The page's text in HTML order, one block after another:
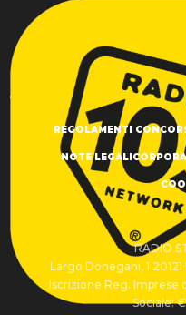
REGOLAMENTI
NOTE LEGALI
RADIO
Largo Donegani, 1 20121
Iscrizione Reg. Imprese
Sociale: